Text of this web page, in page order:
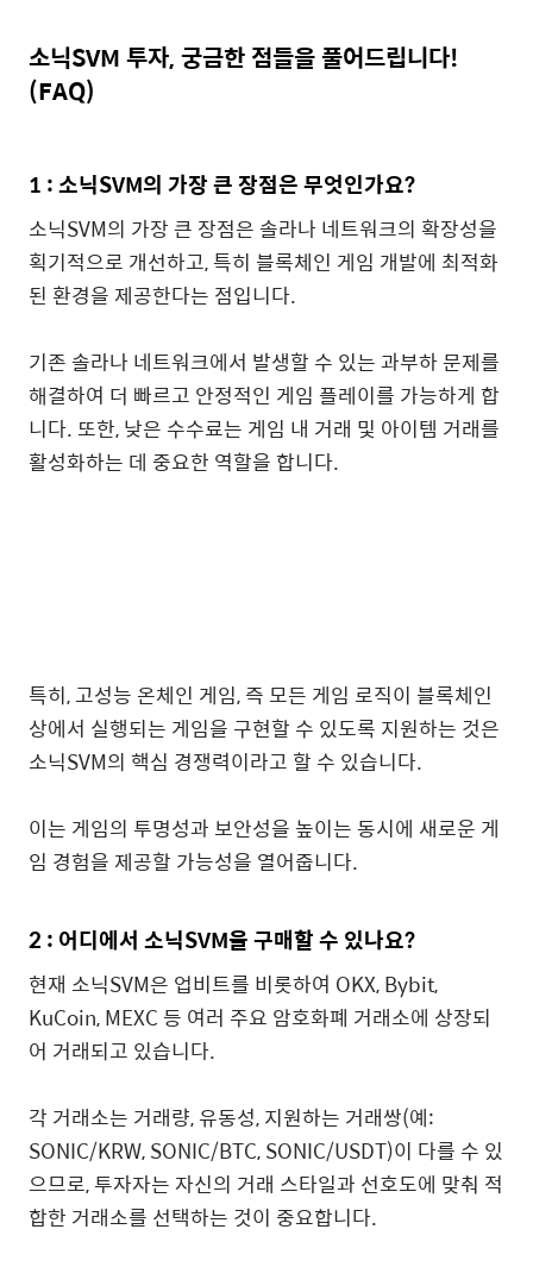
소닉SVM 투자, 궁금한 점들을 풀어드립니다!
(FAQ)
1 : 소닉SVM의 가장 큰 장점은 무엇인가요?
소닉SVM의 가장 큰 장점은 솔라나 네트워크의 확장성을
획기적으로 개선하고, 특히 블록체인 게임 개발에 최적화
된 환경을 제공한다는 점입니다.
기존 솔라나 네트워크에서 발생할 수 있는 과부하 문제를
해결하여 더 빠르고 안정적인 게임 플레이를 가능하게 합
니다. 또한, 낮은 수수료는 게임 내 거래 및 아이템 거래를
활성화하는 데 중요한 역할을 합니다.
특히, 고성능 온체인 게임, 즉 모든 게임 로직이 블록체인
상에서 실행되는 게임을 구현할 수 있도록 지원하는 것은
소닉SVM의 핵심 경쟁력이라고 할 수 있습니다.
이는 게임의 투명성과 보안성을 높이는 동시에 새로운 게
임 경험을 제공할 가능성을 열어줍니다.
2 : 어디에서 소닉SVM을 구매할 수 있나요?
현재 소닉SVM은 업비트를 비롯하여 OKX, Bybit,
KuCoin, MEXC 등 여러 주요 암호화폐 거래소에 상장되
어 거래되고 있습니다.
각 거래소는 거래량, 유동성, 지원하는 거래쌍(예:
SONIC/KRW, SONIC/BTC, SONIC/USDT)이 다를 수 있
으므로, 투자자는 자신의 거래 스타일과 선호도에 맞춰 적
합한 거래소를 선택하는 것이 중요합니다.